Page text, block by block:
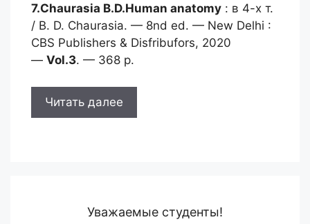
7.Chaurasia B.D.Human anatomy : в 4-х т.
/ B. D. Chaurasia. — 8nd ed. — New Delhi :
CBS Publishers & Disfribufors, 2020
— Vol.3. — 368 p.
Читать далее
Уважаемые студенты!